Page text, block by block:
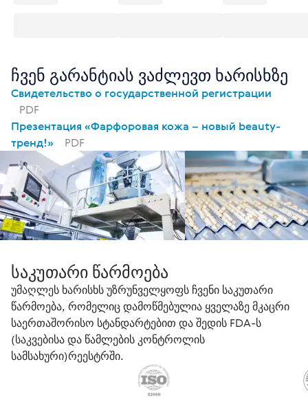
ჩვენ გარანტიას ვაძლევთ ხარისხზე
Свидетельство о государственной регистрации
PDF
Презентация «Фарфоровая кожа – новый beauty-
тренд!»
PDF
საკუთარი წარმოება
უმაღლეს ხარისხს უზრუნველყოფს ჩვენი საკუთარი
წარმოება, რომელიც დამოწმებულია ყველაზე მკაცრი
საერთაშორისო სტანდარტებით და შედის FDA-ს
(საკვებისა და წამლების კონტროლის
სამსახური)რეესტრში.